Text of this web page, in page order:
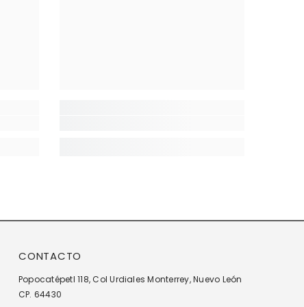
CONTACTO
Popocatépetl 118, Col Urdiales Monterrey, Nuevo León
CP. 64430